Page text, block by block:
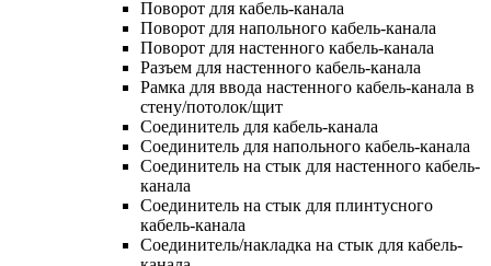
Поворот для кабель-канала
Поворот для напольного кабель-канала
Поворот для настенного кабель-канала
Разъем для настенного кабель-канала
Рамка для ввода настенного кабель-канала в
стену/потолок/щит
Соединитель для кабель-канала
Соединитель для напольного кабель-канала
Соединитель на стык для настенного кабель-
канала
Соединитель на стык для плинтусного
кабель-канала
Соединитель/накладка на стык для кабель-